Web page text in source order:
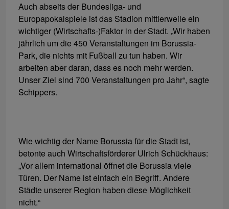
Auch abseits der Bundesliga- und
Europapokalspiele ist das Stadion mittlerweile ein
wichtiger (Wirtschafts-)Faktor in der Stadt. „Wir haben
jährlich um die 450 Veranstaltungen im Borussia-
Park, die nichts mit Fußball zu tun haben. Wir
arbeiten aber daran, dass es noch mehr werden.
Unser Ziel sind 700 Veranstaltungen pro Jahr“, sagte
Schippers.
Wie wichtig der Name Borussia für die Stadt ist,
betonte auch Wirtschaftsförderer Ulrich Schückhaus:
„Vor allem international öffnet die Borussia viele
Türen. Der Name ist einfach ein Begriff. Andere
Städte unserer Region haben diese Möglichkeit
nicht.“